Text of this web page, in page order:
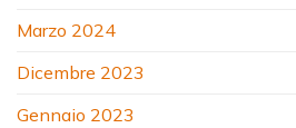
Marzo 2024
Dicembre 2023
Gennaio 2023